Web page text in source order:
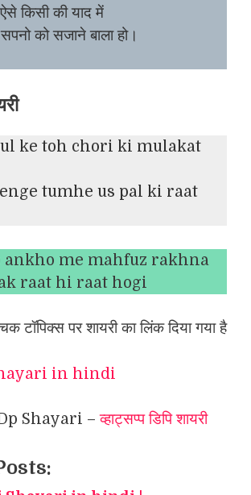
किसी की याद में
को सजाने बाला हो।
ke toh chori ki mulakat
tumhe us pal ki raat
ankho me mahfuz rakhna
raat hi raat hogi
टॉपिक्स पर शायरी का लिंक दिया गया है
in hindi
Shayari –व्हाट्सप्प डिपि शायरी